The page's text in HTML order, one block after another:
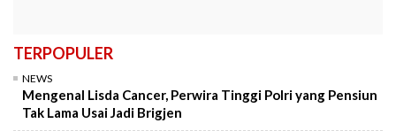
TERPOPULER
NEWS
Mengenal Lisda Cancer, Perwira Tinggi Polri yang Pensiun
Tak Lama Usai Jadi Brigjen